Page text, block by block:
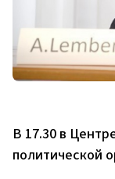
В 17.30 в
политической